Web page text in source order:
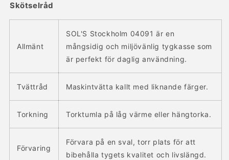
Skötselråd
Allmänt
SOL'S Stockholm 04091 är en
mångsidig och miljövänlig tygkasse som
är perfekt för daglig användning.
Tvättråd Maskintvätta kallt med liknande färger.
Torkning Torktumla på låg värme eller hängtorka.
Förvaring
Förvara på en sval, torr plats för att
bibehålla tygets kvalitet och livslängd.